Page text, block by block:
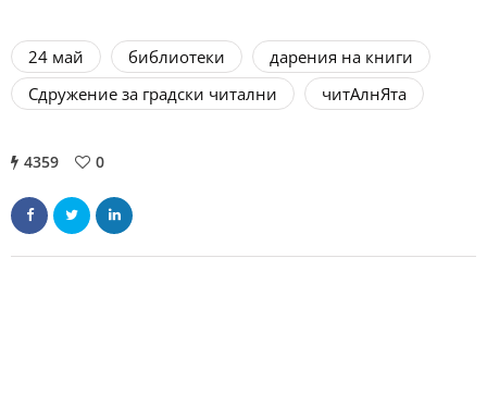
24 май библиотеки
дарения на книги
Сдружение за градски читални
читАлнЯта
4359 0